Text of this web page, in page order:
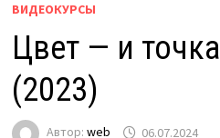
ВИДЕОКУРСЫ
Цвет — и
(2023)
Автор: web 06.07.2024